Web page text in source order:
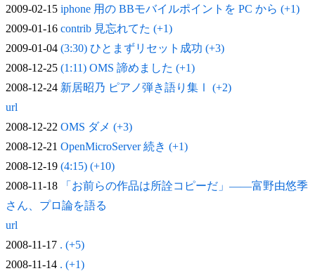
2009-02-15 iphone 用の BBモバイルポイントを PC から (+1)
2009-01-16 contrib 見忘れてた (+1)
2009-01-04 (3:30) ひとまずリセット成功 (+3)
2008-12-25 (1:11) OMS 諦めました (+1)
2008-12-24 新居昭乃 ピアノ弾き語り集Ⅰ (+2)
url
2008-12-22 OMS ダメ (+3)
2008-12-21 OpenMicroServer 続き (+1)
2008-12-19 (4:15) (+10)
2008-11-18
「お前らの作品は所詮コピーだ」——富野由悠季
さん、プロ論を語る
url
2008-11-17 . (+5)
2008-11-14 . (+1)